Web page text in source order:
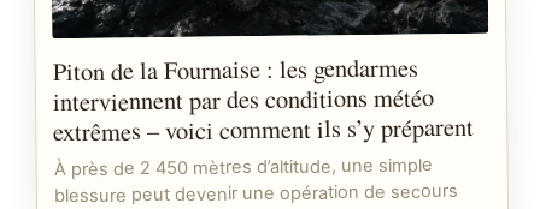
Piton de la Fournaise : les gendarmes
interviennent par des conditions météo
extrêmes – voici comment ils s’y préparent
À près de 2 450 mètres d’altitude, une simple
blessure peut devenir une opération de secours